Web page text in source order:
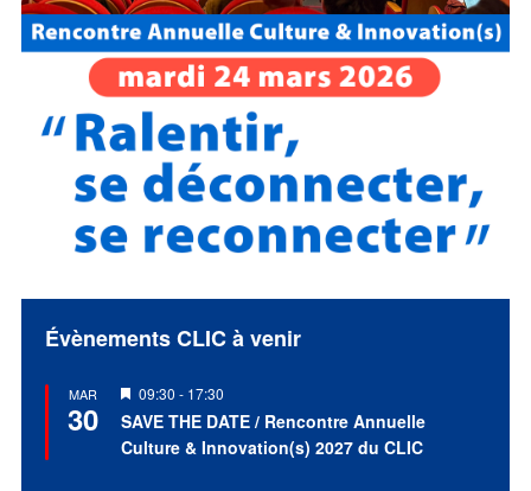
Évènements CLIC à venir
MAR
30
Mis
en
avant
09:30 - 17:30
SAVE THE DATE / Rencontre Annuelle
Culture & Innovation(s) 2027 du CLIC